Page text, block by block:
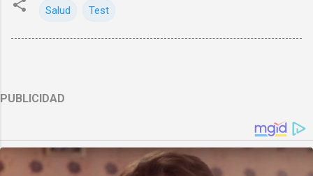
Salud Test
PUBLICIDAD